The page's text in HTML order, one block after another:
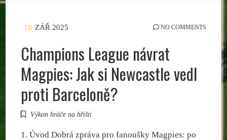
19 ZÁŘ 2025 NO COMMENTS
Champions League návrat
Magpies: Jak si Newcastle vedl
proti Barceloně?
Výkon hráče na hřišti
1. Úvod Dobrá zpráva pro fanoušky Magpies: po